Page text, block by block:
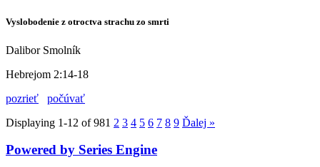
Vyslobodenie z otroctva strachu zo smrti
Dalibor Smolník
Hebrejom 2:14-18
pozrieť
počúvať
Displaying 1-12 of 981 2 3 4 5 6 7 8 9 Ďalej »
Powered by Series Engine